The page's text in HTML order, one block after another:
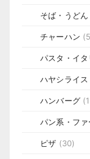
そば・うどん
チャーハン
パスタ・イタ
ハヤシライス
ハンバーグ
パン系・フ
ピザ (30)